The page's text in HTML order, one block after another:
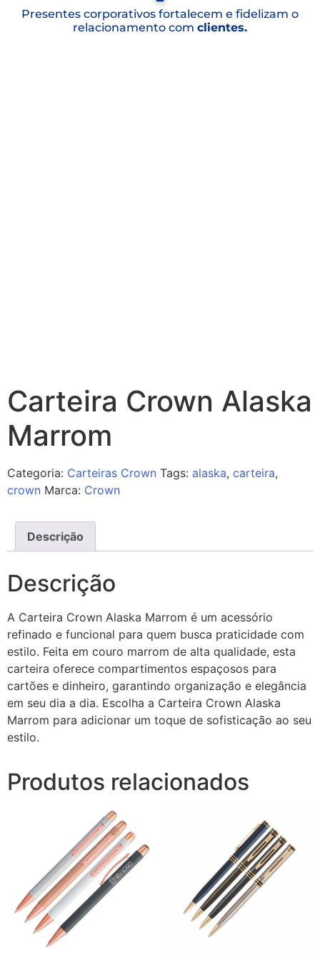
Presentes corporativos fortalecem e fidelizam o
relacionamento com clientes.
Carteira Crown Alaska
Marrom
Categoria: Carteiras Crown Tags: alaska, carteira,
crown Marca: Crown
Descrição
Descrição
A Carteira Crown Alaska Marrom é um acessório
refinado e funcional para quem busca praticidade com
estilo. Feita em couro marrom de alta qualidade, esta
carteira oferece compartimentos espaçosos para
cartões e dinheiro, garantindo organização e elegância
em seu dia a dia. Escolha a Carteira Crown Alaska
Marrom para adicionar um toque de sofisticação ao seu
estilo.
Produtos relacionados